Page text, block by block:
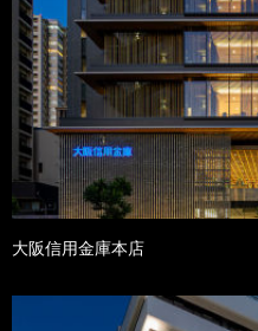
大阪信用金庫本店